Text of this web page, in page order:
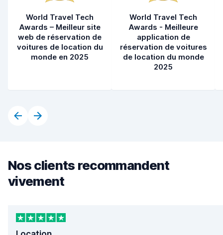
World Travel Tech
Awards – Meilleur site
web de réservation de
voitures de location du
monde en 2025
World Travel Tech
Awards - Meilleure
application de
réservation de voitures
de location du monde
2025
Nos clients recommandent
vivement